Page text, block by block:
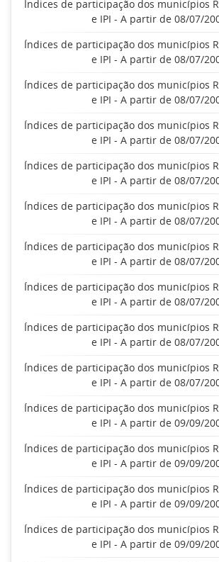
Índices de participação dos municípios
e IPI - A partir de 08/07/
Índices de participação dos municípios
e IPI - A partir de 08/07/
Índices de participação dos municípios
e IPI - A partir de 08/07/
Índices de participação dos municípios
e IPI - A partir de 08/07/
Índices de participação dos municípios
e IPI - A partir de 08/07/
Índices de participação dos municípios
e IPI - A partir de 08/07/
Índices de participação dos municípios
e IPI - A partir de 08/07/
Índices de participação dos municípios
e IPI - A partir de 08/07/
Índices de participação dos municípios
e IPI - A partir de 08/07/
Índices de participação dos municípios
e IPI - A partir de 08/07/
Índices de participação dos municípios
e IPI - A partir de 09/09/
Índices de participação dos municípios
e IPI - A partir de 09/09/
Índices de participação dos municípios
e IPI - A partir de 09/09/
Índices de participação dos municípios
e IPI - A partir de 09/09/